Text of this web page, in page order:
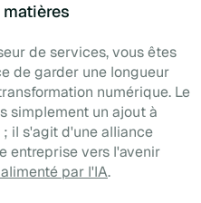
matières
de services, vous êtes
de garder une longueur
numérique. Le
simplement un ajout à
il s'agit d'une alliance
entreprise vers l'avenir
par l'IA.